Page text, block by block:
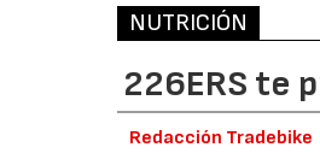
NUTRICIÓN
226ERS te
Redacción Tradebike